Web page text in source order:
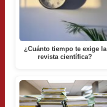
¿Cuánto tiempo te exige la
revista científica?